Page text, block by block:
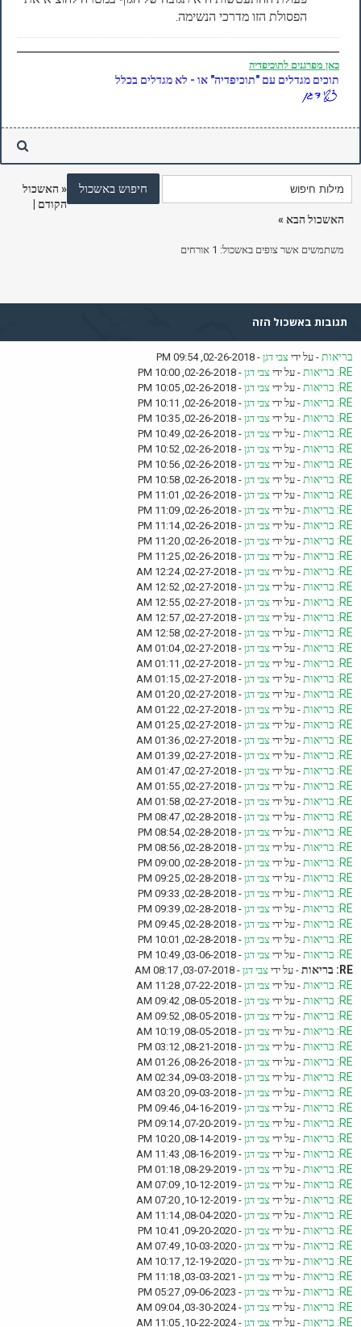
הפסולת הזו מדרכי הנשימה.
כאן מפרגנים לתוכיפדיה
תוכים מגדלים עם "תוכיפדיה" או - לא מגדלים בכלל
« האשכול
הקודם
האשכול הבא »
משתמשים אשר צופים באשכול: 1 אורחים
תגובות באשכול הזה
בריאות - על ידי צבי דגן - 02-26-2018, 09:54 PM
RE: בריאות - על ידי צבי דגן - 02-26-2018, 10:00 PM
RE: בריאות - על ידי צבי דגן - 02-26-2018, 10:05 PM
RE: בריאות - על ידי צבי דגן - 02-26-2018, 10:11 PM
RE: בריאות - על ידי צבי דגן - 02-26-2018, 10:35 PM
RE: בריאות - על ידי צבי דגן - 02-26-2018, 10:49 PM
RE: בריאות - על ידי צבי דגן - 02-26-2018, 10:52 PM
RE: בריאות - על ידי צבי דגן - 02-26-2018, 10:56 PM
RE: בריאות - על ידי צבי דגן - 02-26-2018, 10:58 PM
RE: בריאות - על ידי צבי דגן - 02-26-2018, 11:01 PM
RE: בריאות - על ידי צבי דגן - 02-26-2018, 11:09 PM
RE: בריאות - על ידי צבי דגן - 02-26-2018, 11:14 PM
RE: בריאות - על ידי צבי דגן - 02-26-2018, 11:20 PM
RE: בריאות - על ידי צבי דגן - 02-26-2018, 11:25 PM
RE: בריאות - על ידי צבי דגן - 02-27-2018, 12:24 AM
RE: בריאות - על ידי צבי דגן - 02-27-2018, 12:52 AM
RE: בריאות - על ידי צבי דגן - 02-27-2018, 12:55 AM
RE: בריאות - על ידי צבי דגן - 02-27-2018, 12:57 AM
RE: בריאות - על ידי צבי דגן - 02-27-2018, 12:58 AM
RE: בריאות - על ידי צבי דגן - 02-27-2018, 01:04 AM
RE: בריאות - על ידי צבי דגן - 02-27-2018, 01:11 AM
RE: בריאות - על ידי צבי דגן - 02-27-2018, 01:15 AM
RE: בריאות - על ידי צבי דגן - 02-27-2018, 01:20 AM
RE: בריאות - על ידי צבי דגן - 02-27-2018, 01:22 AM
RE: בריאות - על ידי צבי דגן - 02-27-2018, 01:25 AM
RE: בריאות - על ידי צבי דגן - 02-27-2018, 01:36 AM
RE: בריאות - על ידי צבי דגן - 02-27-2018, 01:39 AM
RE: בריאות - על ידי צבי דגן - 02-27-2018, 01:47 AM
RE: בריאות - על ידי צבי דגן - 02-27-2018, 01:55 AM
RE: בריאות - על ידי צבי דגן - 02-27-2018, 01:58 AM
RE: בריאות - על ידי צבי דגן - 02-28-2018, 08:47 PM
RE: בריאות - על ידי צבי דגן - 02-28-2018, 08:54 PM
RE: בריאות - על ידי צבי דגן - 02-28-2018, 08:56 PM
RE: בריאות - על ידי צבי דגן - 02-28-2018, 09:00 PM
RE: בריאות - על ידי צבי דגן - 02-28-2018, 09:25 PM
RE: בריאות - על ידי צבי דגן - 02-28-2018, 09:33 PM
RE: בריאות - על ידי צבי דגן - 02-28-2018, 09:39 PM
RE: בריאות - על ידי צבי דגן - 02-28-2018, 09:45 PM
RE: בריאות - על ידי צבי דגן - 02-28-2018, 10:01 PM
RE: בריאות - על ידי צבי דגן - 03-06-2018, 10:49 PM
RE: בריאות - על ידי צבי דגן - 03-07-2018, 08:17 AM
RE: בריאות - על ידי צבי דגן - 07-22-2018, 11:28 AM
RE: בריאות - על ידי צבי דגן - 08-05-2018, 09:42 AM
RE: בריאות - על ידי צבי דגן - 08-05-2018, 09:52 AM
RE: בריאות - על ידי צבי דגן - 08-05-2018, 10:19 AM
RE: בריאות - על ידי צבי דגן - 08-21-2018, 03:12 PM
RE: בריאות - על ידי צבי דגן - 08-26-2018, 01:26 AM
RE: בריאות - על ידי צבי דגן - 09-03-2018, 02:34 AM
RE: בריאות - על ידי צבי דגן - 09-03-2018, 03:20 AM
RE: בריאות - על ידי צבי דגן - 04-16-2019, 09:46 PM
RE: בריאות - על ידי צבי דגן - 07-20-2019, 09:14 PM
RE: בריאות - על ידי צבי דגן - 08-14-2019, 10:20 PM
RE: בריאות - על ידי צבי דגן - 08-16-2019, 11:43 AM
RE: בריאות - על ידי צבי דגן - 08-29-2019, 01:18 PM
RE: בריאות - על ידי צבי דגן - 10-12-2019, 07:09 AM
RE: בריאות - על ידי צבי דגן - 10-12-2019, 07:20 AM
RE: בריאות - על ידי צבי דגן - 08-04-2020, 11:14 AM
RE: בריאות - על ידי צבי דגן - 09-20-2020, 10:41 PM
RE: בריאות - על ידי צבי דגן - 10-03-2020, 07:49 AM
RE: בריאות - על ידי צבי דגן - 12-19-2020, 10:17 AM
RE: בריאות - על ידי צבי דגן - 03-03-2021, 11:18 PM
RE: בריאות - על ידי צבי דגן - 09-06-2023, 05:27 PM
RE: בריאות - על ידי צבי דגן - 03-30-2024, 09:04 AM
RE: בריאות - על ידי צבי דגן - 10-22-2024, 11:05 AM